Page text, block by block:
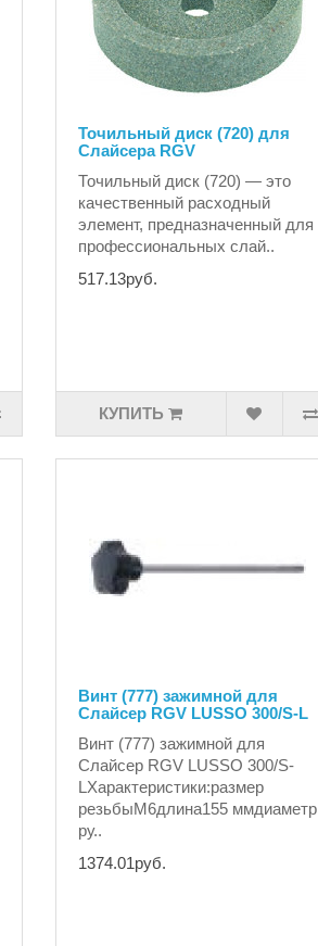
Точильный диск (720) для
Слайсера RGV
Точильный диск (720) — это
качественный расходный
элемент, предназначенный для
профессиональных слай..
517.13руб.
КУПИТЬ
Винт (777) зажимной для
Слайсер RGV LUSSO 300/S-L
Винт (777) зажимной для
Слайсер RGV LUSSO 300/S-
LХарактеристики:размер
резьбыM6длина155 ммдиаметр
ру..
1374.01руб.